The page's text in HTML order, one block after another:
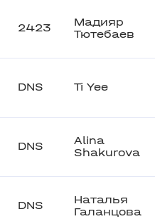
2423
Мадияр
Тютебаев
DNS Ti Yee
DNS
Alina
Shakurova
DNS
Наталья
Галанцова